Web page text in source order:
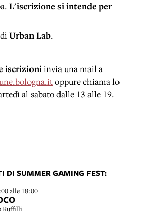
L'iscrizione si intende per
Urban Lab.
iscrizioni invia una mail a
oppure chiama lo
al sabato dalle 13 alle 19.
DI SUMMER GAMING FEST:
alle 18:00
Ruffilli